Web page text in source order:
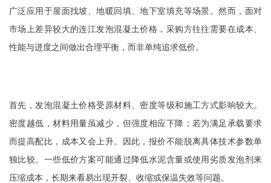
广泛应用于屋面找坡、地暖回填、地下室填充等场景。然而，面对
市场上差异较大的连江发泡混凝土价格，采购方往往需要在成本、
性能与进度之间做出合理平衡，而非单纯追求低价。
首先，发泡混凝土价格受原材料、密度等级和施工方式影响较大。
密度越低，材料用量虽减少，但强度相应下降；若为满足承载要求
而提高配比，成本又会上升。因此，报价不能脱离具体技术参数单
独比较。一些低价方案可能通过降低水泥含量或使用劣质发泡剂来
压缩成本，长期来看易出现开裂、收缩或保温失效等问题。